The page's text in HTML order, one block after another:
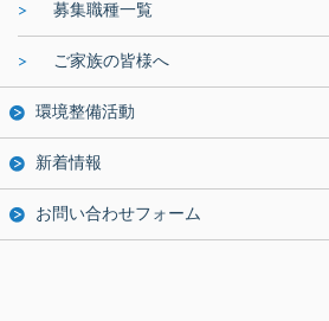
募集職種一覧
ご家族の皆様へ
環境整備活動
新着情報
お問い合わせフォーム